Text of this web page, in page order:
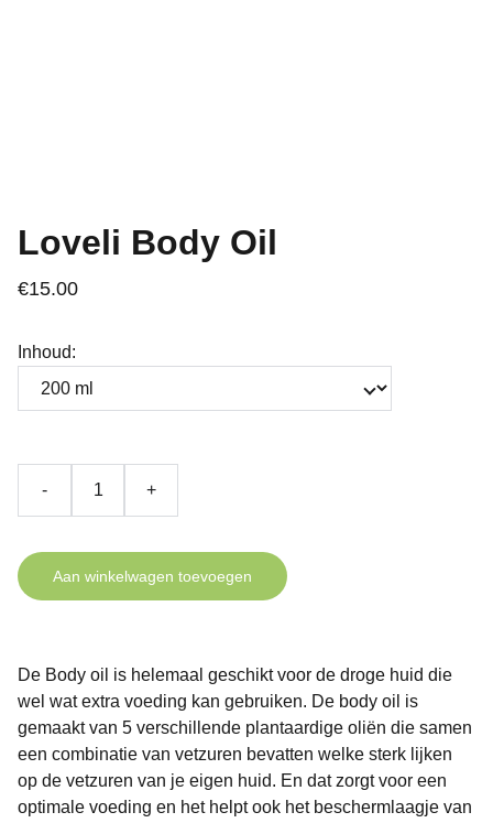
Loveli Body Oil
€15.00
Inhoud:
- +
Aan winkelwagen toevoegen
De Body oil is helemaal geschikt voor de droge huid die
wel wat extra voeding kan gebruiken. De body oil is
gemaakt van 5 verschillende plantaardige oliën die samen
een combinatie van vetzuren bevatten welke sterk lijken
op de vetzuren van je eigen huid. En dat zorgt voor een
optimale voeding en het helpt ook het beschermlaagje van